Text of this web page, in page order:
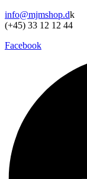
info@mjmshop.dk
(+45) 33 12 12 44
Facebook